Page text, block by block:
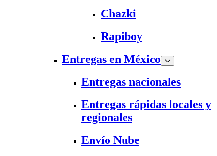
Chazki
Rapiboy
Entregas en México
Entregas nacionales
Entregas rápidas locales y
regionales
Envío Nube